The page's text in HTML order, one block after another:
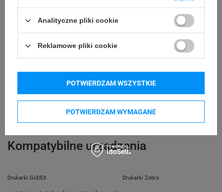
Gwarancja 24 miesiące
Podmiot
odpowiedzialny
Specmark
Bielska 210
43-400 Cieszyn (Polska)
telefon: 730811399
Specmark
Bielska 210
43-400 Cieszyn (Polska)
Kompatybilne urządzenia
Drukarki GoDEX Drukarki Zebra
Analityczne pliki cookie
Reklamowe pliki cookie
POTWIERDZAM WYMAGANE
POTWIERDZAM WSZYSTKIE